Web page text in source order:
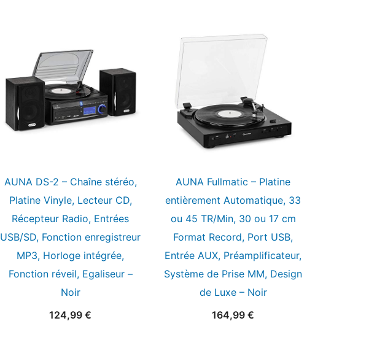
AUNA DS-2 – Chaîne stéréo,
Platine Vinyle, Lecteur CD,
Récepteur Radio, Entrées
USB/SD, Fonction enregistreur
MP3, Horloge intégrée,
Fonction réveil, Egaliseur –
Noir
124,99 €
AUNA Fullmatic – Platine
entièrement Automatique, 33
ou 45 TR/Min, 30 ou 17 cm
Format Record, Port USB,
Entrée AUX, Préamplificateur,
Système de Prise MM, Design
de Luxe – Noir
164,99 €